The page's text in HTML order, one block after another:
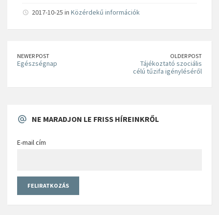
2017-10-25 in Közérdekű információk
NEWER POST
Egészségnap
OLDER POST
Tájékoztató szociális
célú tűzifa igényléséről
NE MARADJON LE FRISS HÍREINKRŐL
E-mail cím